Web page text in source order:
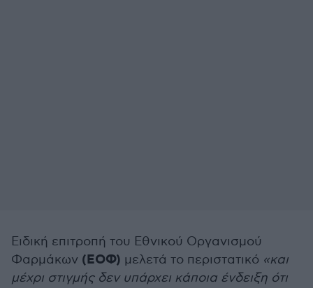
Ειδική επιτροπή του Εθνικού Οργανισμού
Φαρμάκων (ΕΟΦ) μελετά το περιστατικό «και
μέχρι στιγμής δεν υπάρχει κάποια ένδειξη ότι